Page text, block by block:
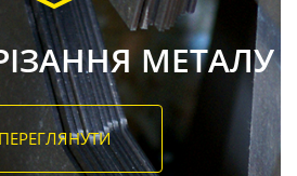
МЕТАЛУ
ПЕРЕГЛЯНУТИ